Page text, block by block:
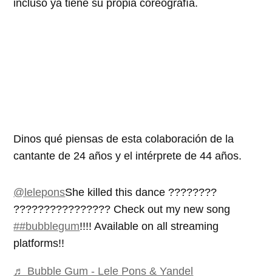
incluso ya tiene su propia coreografía.
Dinos qué piensas de esta colaboración de la
cantante de 24 años y el intérprete de 44 años.
@leleponsShe killed this dance ????????
???????????????? Check out my new song
##bubblegum!!!! Available on all streaming
platforms!!
♬ Bubble Gum - Lele Pons & Yandel